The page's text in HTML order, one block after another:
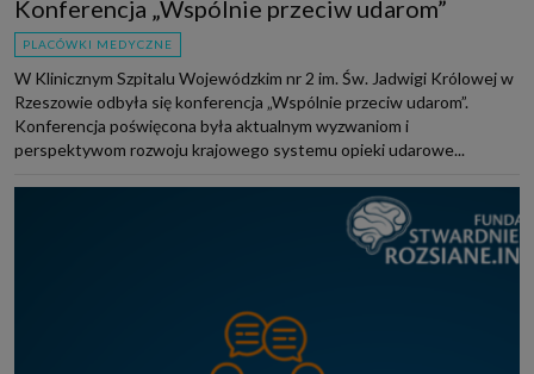
Konferencja „Wspólnie przeciw udarom”
PLACÓWKI MEDYCZNE
W Klinicznym Szpitalu Wojewódzkim nr 2 im. Św. Jadwigi Królowej w
Rzeszowie odbyła się konferencja „Wspólnie przeciw udarom”.
Konferencja poświęcona była aktualnym wyzwaniom i
perspektywom rozwoju krajowego systemu opieki udarowe...